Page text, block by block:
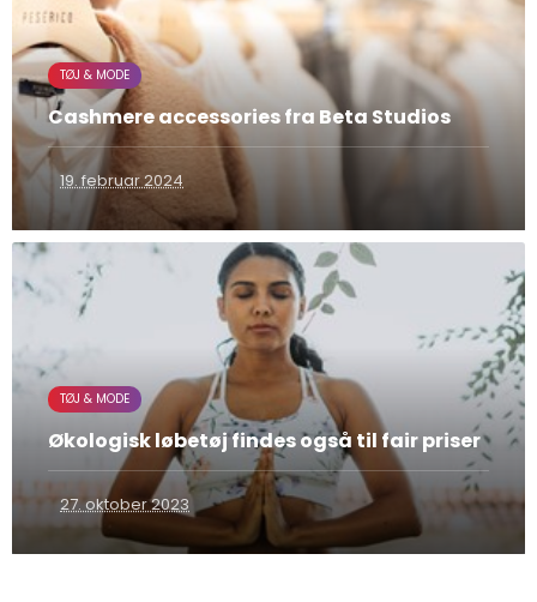
TØJ & MODE
Cashmere accessories fra Beta Studios
19. februar 2024
TØJ & MODE
Økologisk løbetøj findes også til fair priser
27. oktober 2023